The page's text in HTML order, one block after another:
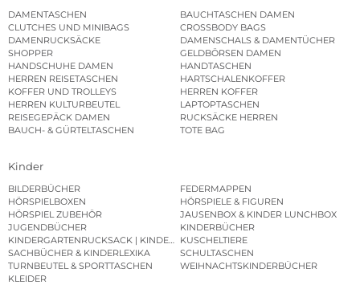
DAMENTASCHEN
BAUCHTASCHEN DAMEN
CLUTCHES UND MINIBAGS
CROSSBODY BAGS
DAMENRUCKSÄCKE
DAMENSCHALS & DAMENTÜCHER
SHOPPER
GELDBÖRSEN DAMEN
HANDSCHUHE DAMEN
HANDTASCHEN
HERREN REISETASCHEN
HARTSCHALENKOFFER
KOFFER UND TROLLEYS
HERREN KOFFER
HERREN KULTURBEUTEL
LAPTOPTASCHEN
REISEGEPÄCK DAMEN
RUCKSÄCKE HERREN
BAUCH- & GÜRTELTASCHEN
TOTE BAG
Kinder
BILDERBÜCHER
FEDERMAPPEN
HÖRSPIELBOXEN
HÖRSPIELE & FIGUREN
HÖRSPIEL ZUBEHÖR
JAUSENBOX & KINDER LUNCHBOX
JUGENDBÜCHER
KINDERBÜCHER
KINDERGARTENRUCKSACK | KINDERGARTENBEUTEL
KUSCHELTIERE
SACHBÜCHER & KINDERLEXIKA
SCHULTASCHEN
TURNBEUTEL & SPORTTASCHEN
WEIHNACHTSKINDERBÜCHER
KLEIDER